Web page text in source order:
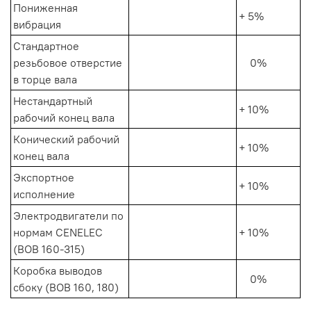
Пониженная
вибрация
+ 5%
Стандартное
резьбовое отверстие
в торце вала
0%
Нестандартный
рабочий конец вала
+ 10%
Конический рабочий
конец вала
+ 10%
Экспортное
исполнение
+ 10%
Электродвигатели по
нормам CENELEC
(ВОВ 160-315)
+ 10%
Коробка выводов
сбоку (ВОВ 160, 180)
0%